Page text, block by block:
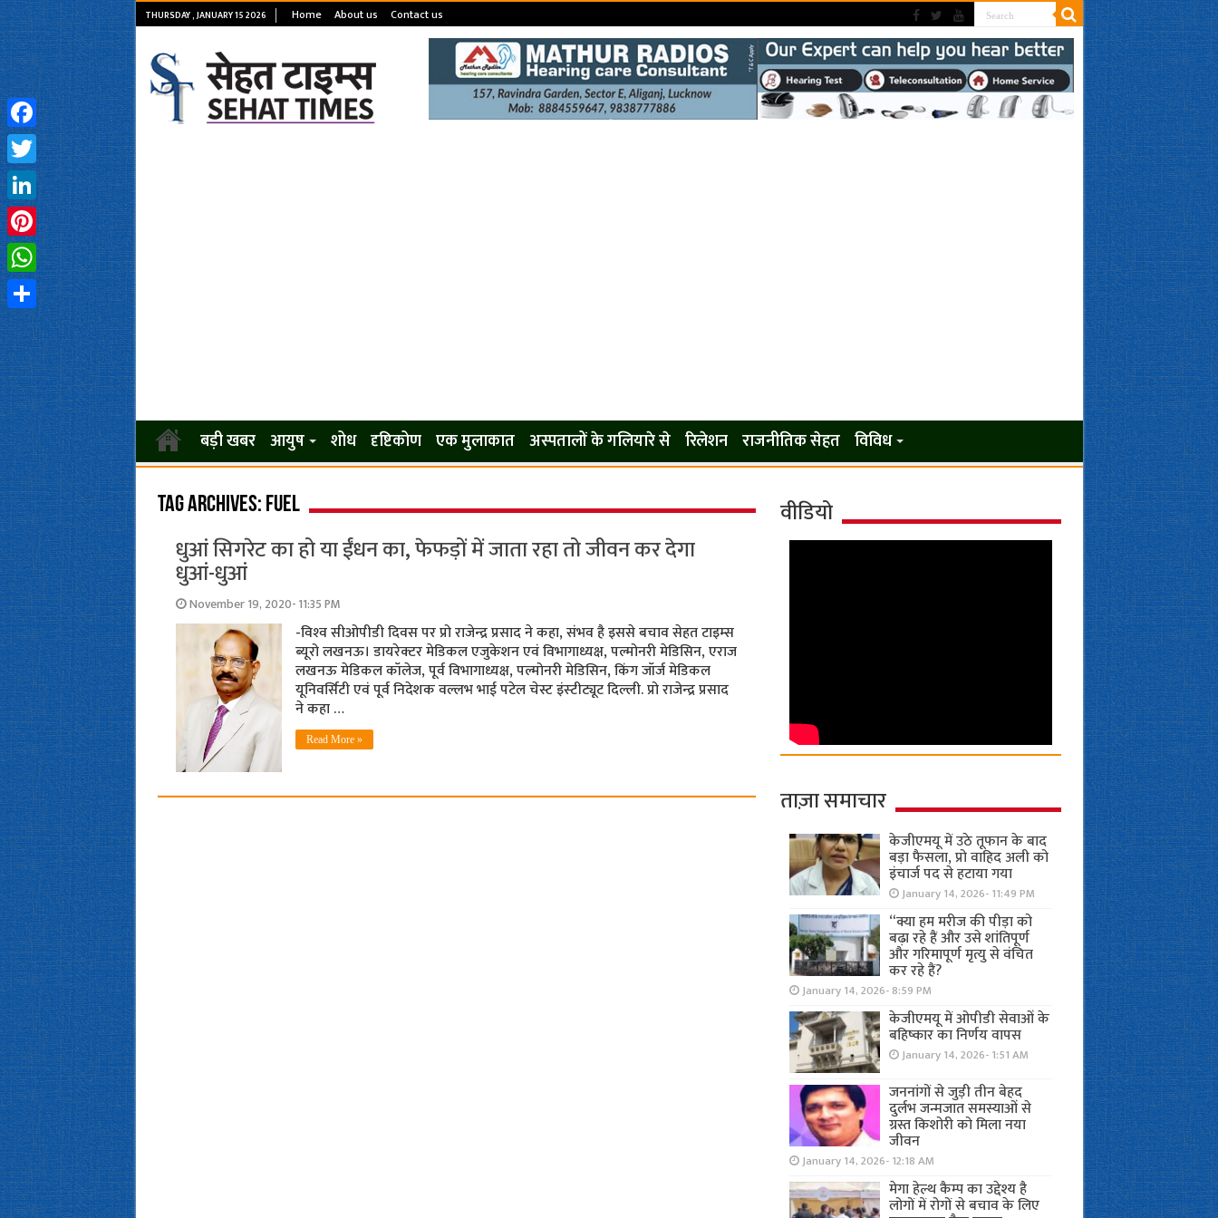
THURSDAY , JANUARY 15 2026 Home About us Contact us
बड़ी खबर आयुष शोध दृष्टिकोण एक मुलाकात अस्पतालों के गलियारे से रिलेशन राजनीतिक सेहत विविध
Tag Archives: fuel
धुआं सिगरेट का हो या ईंधन का, फेफड़ों में जाता रहा तो जीवन कर देगा
धुआं-धुआं
November 19, 2020- 11:35 PM
-विश्‍व सीओपीडी दिवस पर प्रो राजेन्‍द्र प्रसाद ने कहा, संभव है इससे बचाव सेहत टाइम्‍स
ब्‍यूरो लखनऊ। डायरेक्टर मेडिकल एजुकेशन एवं विभागाध्यक्ष, पल्मोनरी मेडिसिन, एराज
लखनऊ मेडिकल कॉलेज, पूर्व विभागाध्यक्ष, पल्मोनरी मेडिसिन, किंग जॉर्ज मेडिकल
यूनिवर्सिटी एवं पूर्व निदेशक वल्लभ भाई पटेल चेस्ट इंस्‍टीट्यूट दिल्ली. प्रो राजेन्‍द्र प्रसाद
ने कहा …
Read More »
वीडियो
ताज़ा समाचार
केजीएमयू में उठे तूफान के बाद
बड़ा फैसला, प्रो वाहिद अली को
इंचार्ज पद से हटाया गया
January 14, 2026- 11:49 PM
“क्या हम मरीज की पीड़ा को
बढ़ा रहे हैं और उसे शांतिपूर्ण
और गरिमापूर्ण मृत्यु से वंचित
कर रहे हैं?
January 14, 2026- 8:59 PM
केजीएमयू में ओपीडी सेवाओं के
बहिष्कार का निर्णय वापस
January 14, 2026- 1:51 AM
जननांगों से जुड़ी तीन बेहद
दुर्लभ जन्मजात समस्याओं से
ग्रस्त किशोरी को मिला नया
जीवन
January 14, 2026- 12:18 AM
मेगा हेल्थ कैम्प का उद्देश्य है
लोगों में रोगों से बचाव के लिए
Facebook
Twitter
LinkedIn
Pinterest
WhatsApp
Share